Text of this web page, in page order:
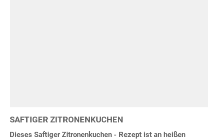
SAFTIGER ZITRONENKUCHEN
Dieses Saftiger Zitronenkuchen - Rezept ist an heißen